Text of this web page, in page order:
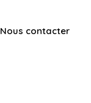
Nous contacter